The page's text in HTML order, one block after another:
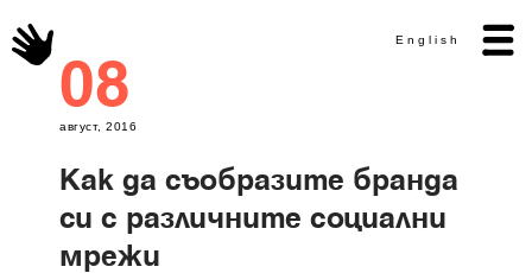
English
08
август, 2016
Как да съобразите бранда
си с различните социални
мрежи